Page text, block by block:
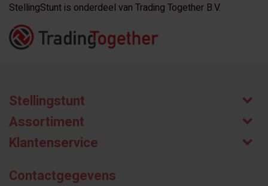
StellingStunt is onderdeel van Trading Together B.V.
Stellingstunt
Assortiment
Klantenservice
Contactgegevens